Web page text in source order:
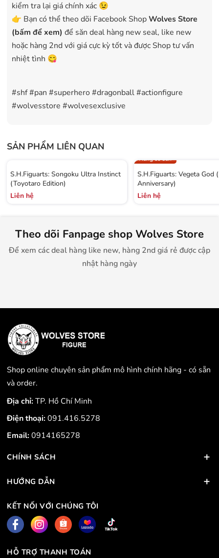
kiểm tra lại giá chính xác 😉
👉 Bạn có thể theo dõi Facebook ShopWolves Store
(bấm để xem) để săn deal hàng new seal, like new
hoặc hàng 2nd với giá cực kỳ tốt và được Shop tư vấn
nhiệt tình 😋
#shf #pan #superhero #dragonball #actionfigure
#wolvesstore #wolvesexclusive
SẢN PHẨM LIÊN QUAN
S.H.Figuarts: Songoku Ultra Instinct
(Toyotaro Edition)
Liên hệ
Hàng có sẵn
S.H.Figuarts: Vegeta God
Anniversary)
Liên hệ
Theo dõi Fanpage shop Wolves Store
Để xem các deal hàng like new, hàng 2nd giá rẻ được cập
nhật hàng ngày
Shop online chuyên sản phẩm mô hình chính hãng - có sẵn
và order.
Địa chỉ:TP. Hồ Chí Minh
Điện thoại:091.416.5278
Email:0914165278
CHÍNH SÁCH
HƯỚNG DẪN
KẾT NỐI VỚI CHÚNG TÔI
HỖ TRỢ THANH TOÁN